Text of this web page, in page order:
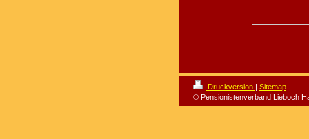
Druckversion | Sitemap
© Pensionistenverband Lieboch